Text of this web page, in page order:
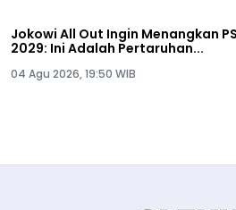
Jokowi All Out Ingin Menangkan
2029: Ini Adalah Pertaruhan...
04 Agu 2026, 19:50 WIB